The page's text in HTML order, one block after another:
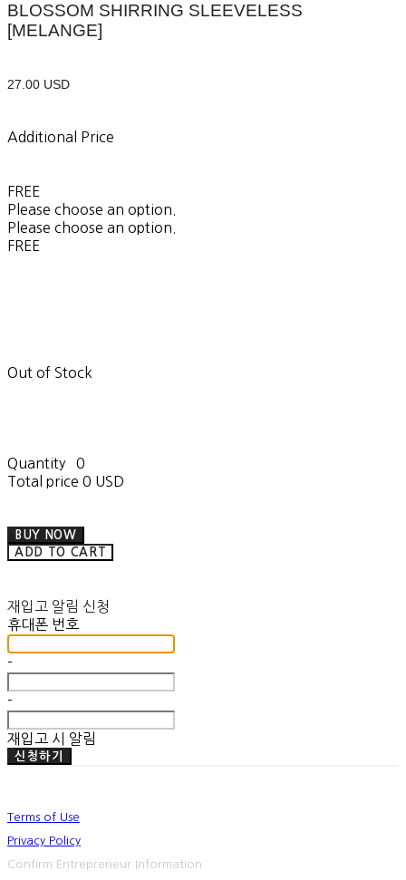
BLOSSOM SHIRRING SLEEVELESS
[MELANGE]
27.00 USD
Additional Price
FREE
Please choose an option.
Please choose an option.
FREE
Out of Stock
Quantity
0
Total price 0 USD
BUY NOW
ADD TO CART
재입고 알림 신청
휴대폰 번호
-
-
재입고 시 알림
신청하기
Terms of Use
Privacy Policy
Confirm Entrepreneur Information